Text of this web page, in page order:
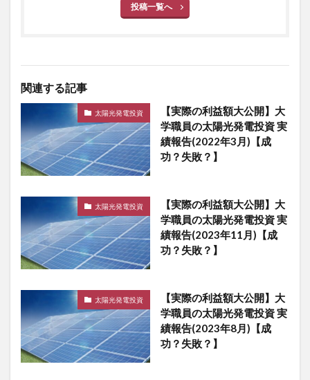
投稿一覧へ
関連する記事
太陽光発電投資
【実際の利益額大公開】大
学職員の太陽光発電投資 実
績報告(2022年3月)【成
功？失敗？】
太陽光発電投資
【実際の利益額大公開】大
学職員の太陽光発電投資 実
績報告(2023年11月)【成
功？失敗？】
太陽光発電投資
【実際の利益額大公開】大
学職員の太陽光発電投資 実
績報告(2023年8月)【成
功？失敗？】